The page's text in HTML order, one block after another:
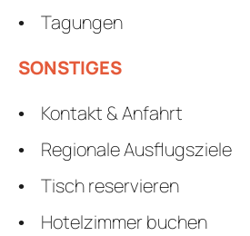
Tagungen
SONSTIGES
Kontakt & Anfahrt
Regionale Ausflugsziele
Tisch reservieren
Hotelzimmer buchen